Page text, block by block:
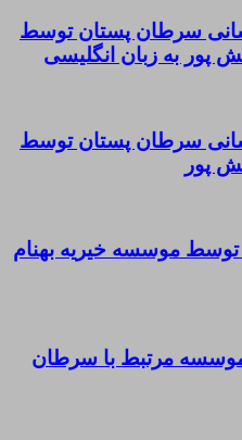
سرطان پستان توسط
پور به زبان انگلیسی
سرطان پستان توسط
پور
توسط موسسه خیریه بهنام
مرتبط با سرطان